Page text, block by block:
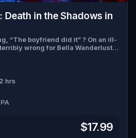
in the Shadows in
“The boyfriend did it” ? On an ill-
wrong for Bella Wanderlust
a famous travel blogger, was
tour led by the theatrical Percy
Percy, the ghost tour
real murderer before they strike
hrs
$17.99